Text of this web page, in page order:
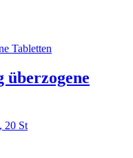
überzogene
20 St